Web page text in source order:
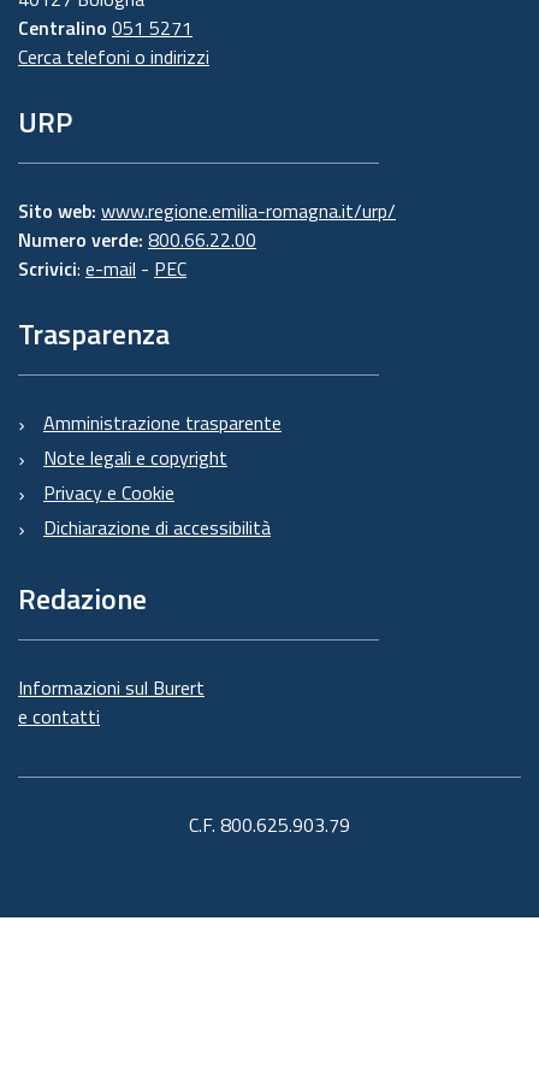
Centralino 051 5271
Cerca telefoni o indirizzi
URP
Sito web: www.regione.emilia-romagna.it/urp/
Numero verde: 800.66.22.00
Scrivici: e-mail - PEC
Trasparenza
Amministrazione trasparente
Note legali e copyright
Privacy e Cookie
Dichiarazione di accessibilità
Redazione
Informazioni sul Burert
e contatti
C.F. 800.625.903.79